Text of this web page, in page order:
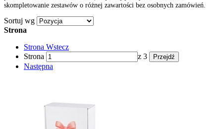
skompletowanie zestawów o różnej zawartości bez osobnych zamówień.
Sortuj wg
Strona
Strona Wstecz
Strona
z 3 Przejdź
Następna